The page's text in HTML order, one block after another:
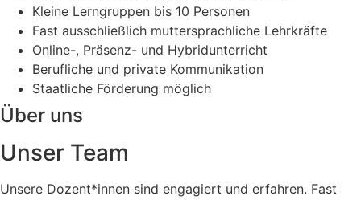
Kleine Lerngruppen bis 10 Personen
Fast ausschließlich muttersprachliche Lehrkräfte
Online-, Präsenz- und Hybridunterricht
Berufliche und private Kommunikation
Staatliche Förderung möglich
Über uns
Unser Team
Unsere Dozent*innen sind engagiert und erfahren. Fast